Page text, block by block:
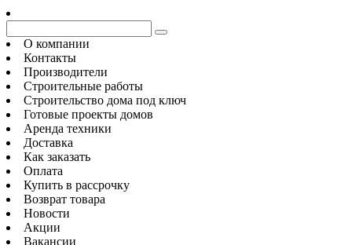
О компании
Контакты
Производители
Строительные работы
Строительство дома под ключ
Готовые проекты домов
Аренда техники
Доставка
Как заказать
Оплата
Купить в рассрочку
Возврат товара
Новости
Акции
Вакансии